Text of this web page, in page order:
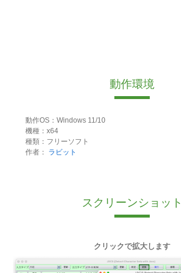
動作環境
動作OS：Windows 11/10
機種：x64
種類：フリーソフト
作者：
ラビット
スクリーンショット
クリックで拡大します